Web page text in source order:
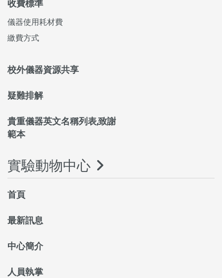
收費標準
儀器使用耗材費
繳費方式
校外儀器資源共享
疑難排解
貴重儀器英文名稱列表,致謝
範本
實驗動物中心
首頁
最新訊息
中心簡介
人員執掌